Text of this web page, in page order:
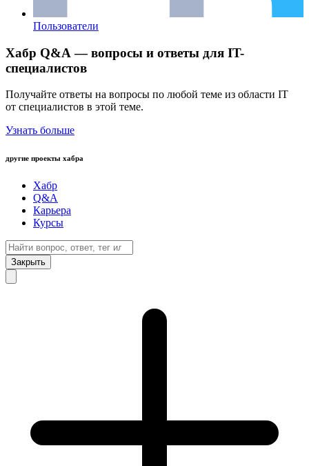
Пользователи
Хабр Q&A — вопросы и ответы для IT-
специалистов
Получайте ответы на вопросы по любой теме из области IT
от специалистов в этой теме.
Узнать больше
другие проекты хабра
Хабр
Q&A
Карьера
Курсы
Закрыть